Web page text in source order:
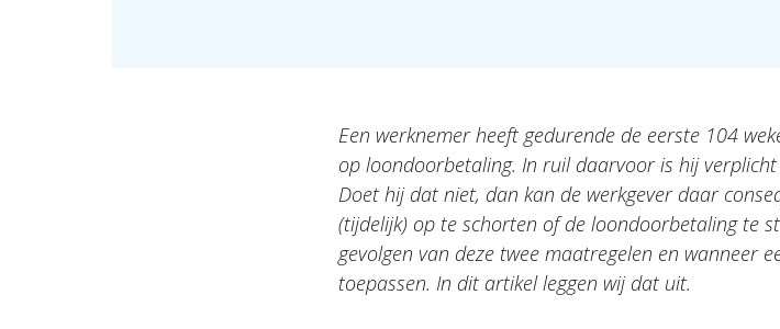
Een werknemer heeft gedurende de eerste 104
op loondoorbetaling. In ruil daarvoor is hij
Doet hij dat niet, dan kan de werkgever daar
(tijdelijk) op te schorten of de loondoorbetaling te
gevolgen van deze twee maatregelen en wanneer
toepassen. In dit artikel leggen wij dat uit.